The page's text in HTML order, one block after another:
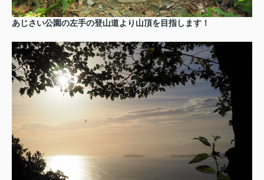
あじさい公園の左手の登山道より山頂を目指します！